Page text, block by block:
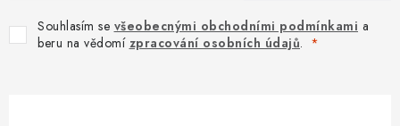
Souhlasím se všeobecnými obchodními podmínkami a
beru na vědomí zpracování osobních údajů.